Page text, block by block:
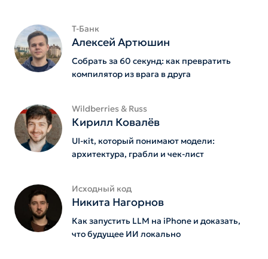
Т-Банк
Алексей Артюшин
Собрать за 60 секунд: как превратить
компилятор из врага в друга
Wildberries & Russ
Кирилл Ковалёв
UI-кit, который понимают модели:
архитектура, грабли и чек-лист
Исходный код
Никита Нагорнов
Как запустить LLM на iPhone и доказать,
что будущее ИИ локально